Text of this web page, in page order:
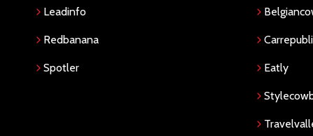
Leadinfo
Redbanana
Spotler Eatly